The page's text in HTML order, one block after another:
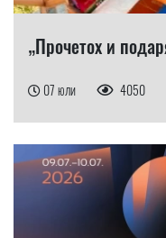
„Прочетох и
07 юли 4050